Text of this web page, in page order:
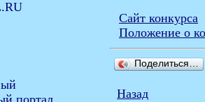
Сайт конкурса
Положение о
Поделиться…
Назад